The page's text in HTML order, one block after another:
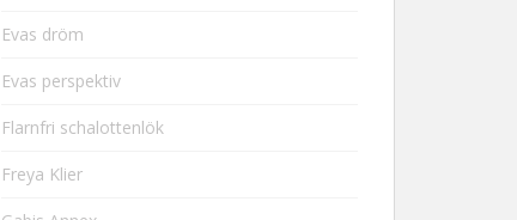
Evas dröm
Evas perspektiv
Flarnfri schalottenlök
Freya Klier